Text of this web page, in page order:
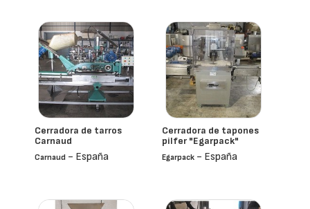
Cerradora de tarros
Carnaud
Carnaud - España
Cerradora de tapones
pilfer "Egarpack"
Egarpack - España